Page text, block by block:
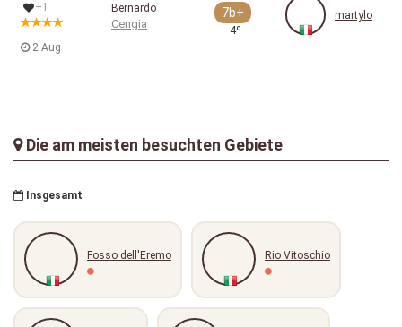
+1
2 Aug
Bernardo
Cengia
7b+
4º
martylo
Die am meisten besuchten Gebiete
Insgesamt
Fosso dell'Eremo Rio Vitoschio